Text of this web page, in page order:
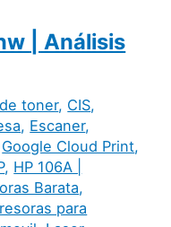
| Análisis
toner, CIS,
, Escaner,
Google Cloud Print,
, HP 106A |
Barata,
para